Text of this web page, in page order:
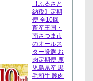
【ふるさと
納税】定期
便 全10回
畜産王国・
南さつま市
のオールス
ター厳選 お
肉定期便 鹿
児島県産 黒
毛和牛 豚肉